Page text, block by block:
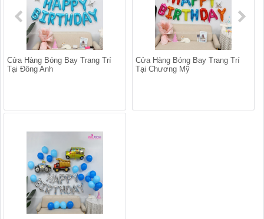
Cửa Hàng Bóng Bay Trang Trí
Tại Đông Anh
Cửa Hàng Bóng Bay Trang Trí
Tại Chương Mỹ